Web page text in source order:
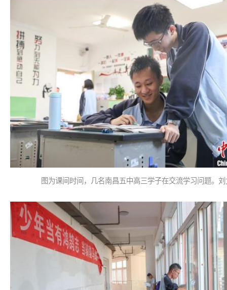
图为课间时间，几名南昌五中高三学子在交流学习问题。